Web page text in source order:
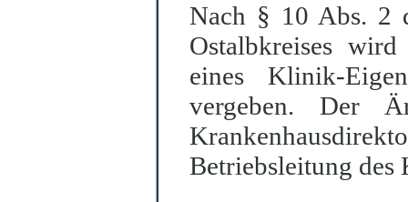
Nach § 10 Abs. 2
Ostalbkreises
eines Klinik-
vergeben. Der
Betriebsleitung